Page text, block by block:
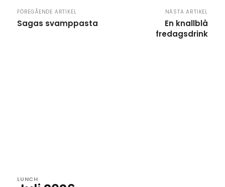
FÖREGÅENDE ARTIKEL
Sagas svamppasta
NÄSTA ARTIKEL
En knallblå
fredagsdrink
LUNCH